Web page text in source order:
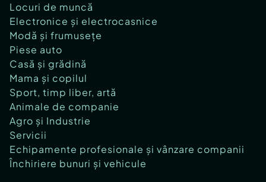
Locuri de muncă
Electronice și electrocasnice
Modă și frumusețe
Piese auto
Casă și grădină
Mama și copilul
Sport, timp liber, artă
Animale de companie
Agro și Industrie
Servicii
Echipamente profesionale și vânzare companii
Închiriere bunuri și vehicule